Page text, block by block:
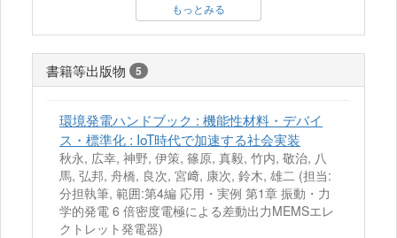
もっとみる
書籍等出版物 5
環境発電ハンドブック : 機能性材料・デバイ
ス・標準化 : IoT時代で加速する社会実装
秋永, 広幸, 神野, 伊策, 篠原, 真毅, 竹内, 敬治, 八
馬, 弘邦, 舟橋, 良次, 宮﨑, 康次, 鈴木, 雄二 (担当:
分担執筆, 範囲:第4編 応用・実例 第1章 振動・力
学的発電 6 倍密度電極による差動出力MEMSエレ
クトレット発電器)